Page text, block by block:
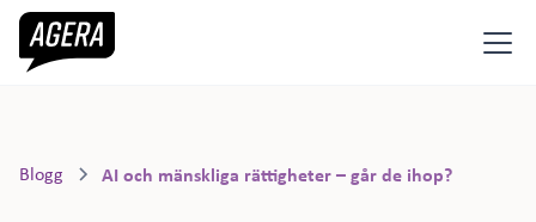
Blogg AI och mänskliga rättigheter – går de ihop?